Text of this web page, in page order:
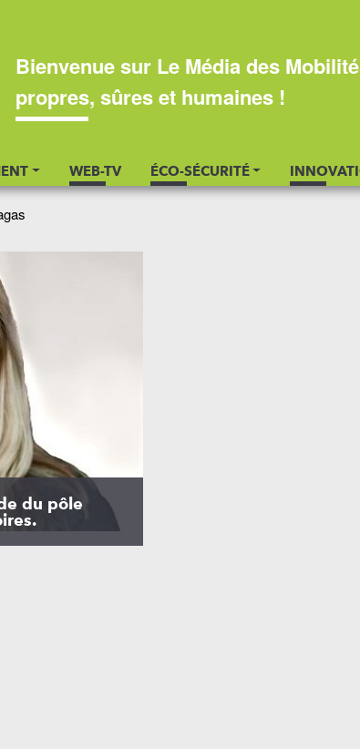
Bienvenue sur Le Média des
propres, sûres et humaines !
WEB-TV ÉCO-SÉCURITÉ
du pôle